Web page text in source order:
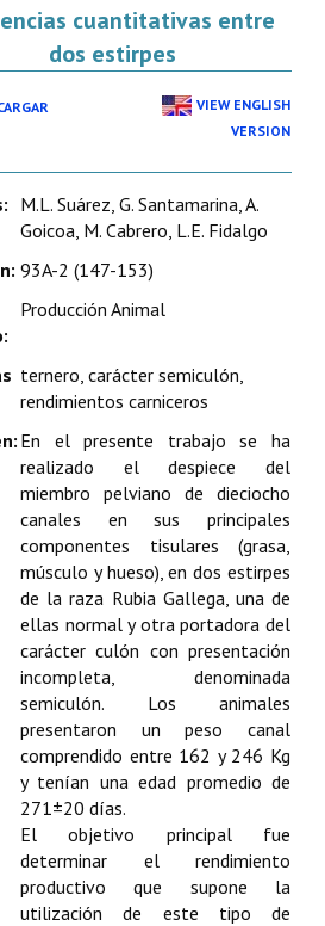
as
cuantitativas entre
dos estirpes
VIEW ENGLISH
VERSION
M.L. Suárez, G. Santamarina, A.
Goicoa, M. Cabrero, L.E. Fidalgo
93A-2 (147-153)
Producción Animal
ternero, carácter semiculón,
rendimientos carniceros
En el presente trabajo se ha
realizado el despiece del
miembro pelviano de dieciocho
canales en sus principales
componentes tisulares (grasa,
músculo y hueso), en dos estirpes
de la raza Rubia Gallega, una de
ellas normal y otra portadora del
carácter culón con presentación
incompleta, denominada
semiculón. Los animales
presentaron un peso canal
comprendido entre 162 y 246 Kg
y tenían una edad promedio de
271±20 días.
El objetivo principal fue
determinar el rendimiento
productivo que supone la
utilización de este tipo de